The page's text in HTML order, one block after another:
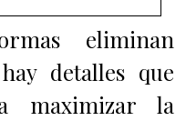
eliminan
detalles que
maximizar la